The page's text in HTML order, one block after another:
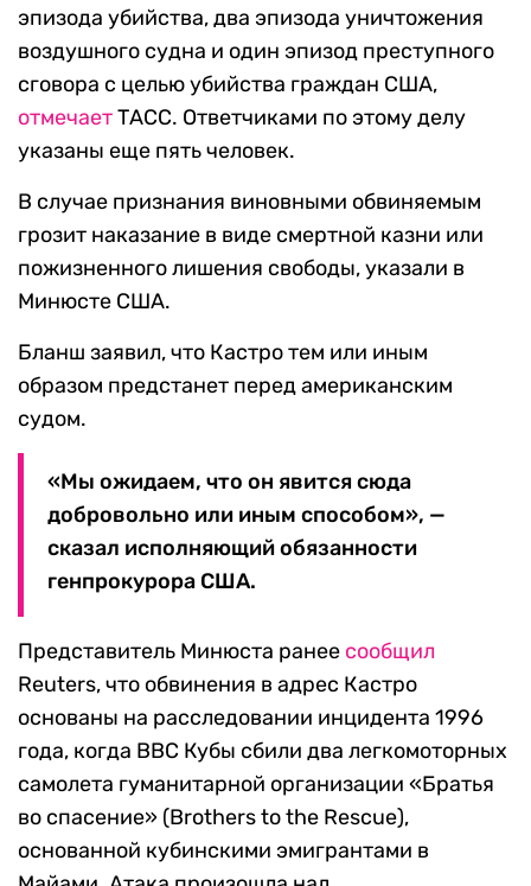
эпизода убийства, два эпизода уничтожения
воздушного судна и один эпизод преступного
сговора с целью убийства граждан США,
отмечаетТАСС. Ответчиками по этому делу
указаны еще пять человек.
В случае признания виновными обвиняемым
грозит наказание в виде смертной казни или
пожизненного лишения свободы, указали в
Минюсте США.
Бланш заявил, что Кастро тем или иным
образом предстанет перед американским
судом.
«Мы ожидаем, что он явится сюда
добровольно или иным способом», —
сказал исполняющий обязанности
генпрокурора США.
Представитель Минюста ранее сообщил
Reuters, что обвинения в адрес Кастро
основаны на расследовании инцидента 1996
года, когда ВВС Кубы сбили два легкомоторных
самолета гуманитарной организации «Братья
во спасение» (Brothers to the Rescue),
основанной кубинскими эмигрантами в